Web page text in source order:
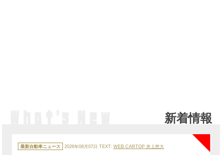
新着情報
テ
ゴ
最新自動車ニュース 2026年08月07日 TEXT: WEB CARTOP 井上悠大
NEW